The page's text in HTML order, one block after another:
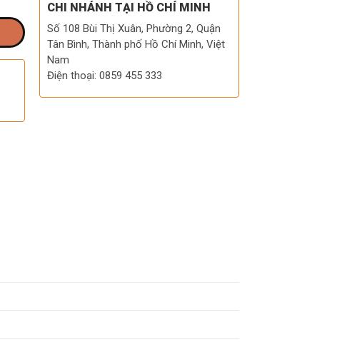
CHI NHÁNH TẠI HỒ CHÍ MINH
Số 108 Bùi Thị Xuân, Phường 2, Quận
Tân Bình, Thành phố Hồ Chí Minh, Việt
Nam
Điện thoại: 0859 455 333